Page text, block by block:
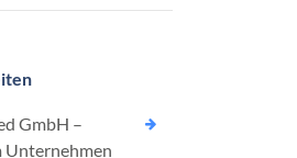
GmbH –
Unternehmen